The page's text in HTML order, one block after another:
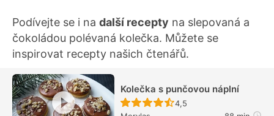
Podívejte se i na další recepty na slepovaná a
čokoládou polévaná kolečka. Můžete se
inspirovat recepty našich čtenářů.
Kolečka s punčovou náplní
Recept ještě nebyl
4,5